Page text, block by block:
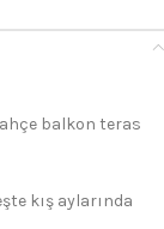
balkon teras
kış aylarında